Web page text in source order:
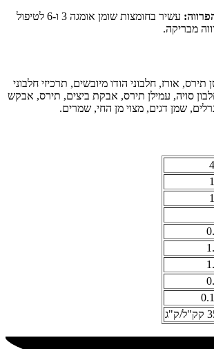
עשיר בחומצות שומן אומגה 3 ו-6 לטיפול
מבריקה.
גלוטן תירס, אורז, חלבוני הודו מיובשים, תרכיזי חלבוני
סויה, עמילן תירס, אבקת ביצים, תירס, אבקש